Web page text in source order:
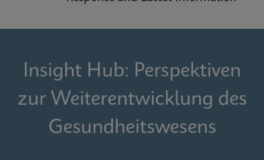
Insight Hub: Perspektiven
zur Weiterentwicklung des
Gesundheitswesens